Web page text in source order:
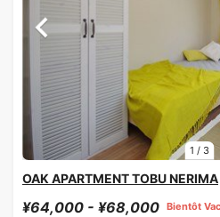
1 / 3
OAK APARTMENT TOBU NERIMA
¥64,000 - ¥68,000 Bientôt